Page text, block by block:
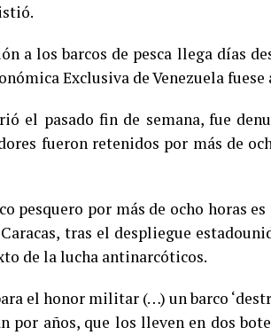
a los barcos de pesca llega días
Exclusiva de Venezuela
el pasado fin de semana, fue
fueron retenidos por más de
pesquero por más de ocho horas
tras el despliegue
de la lucha antinarcóticos.
el honor militar (…) un barco
por años, que los lleven en dos